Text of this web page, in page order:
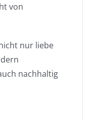
von
nur liebe
nachhaltig